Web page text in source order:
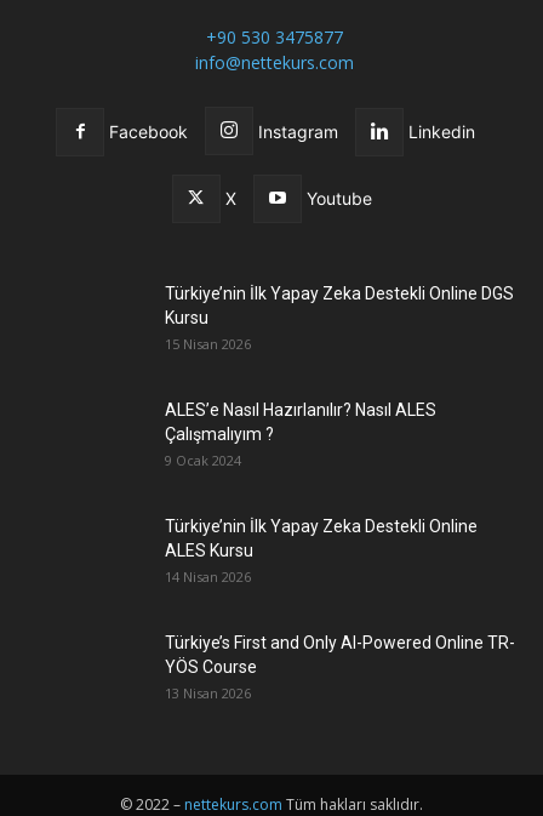
+90 530 3475877
info@nettekurs.com
Facebook Instagram Linkedin
X Youtube
Türkiye’nin İlk Yapay Zeka Destekli Online DGS
Kursu
15 Nisan 2026
ALES’e Nasıl Hazırlanılır? Nasıl ALES
Çalışmalıyım ?
9 Ocak 2024
Türkiye’nin İlk Yapay Zeka Destekli Online
ALES Kursu
14 Nisan 2026
Türkiye’s First and Only AI-Powered Online TR-
YÖS Course
13 Nisan 2026
© 2022 – nettekurs.com Tüm hakları saklıdır.